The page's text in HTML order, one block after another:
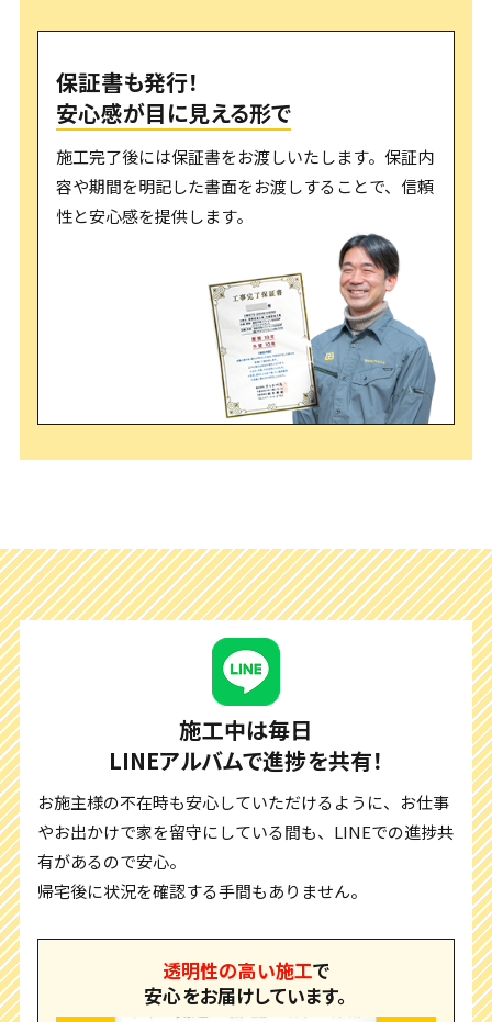
保証書も発行！
安心感が目に見える形で
施工完了後には保証書をお渡しいたします。保証内
容や期間を明記した書面をお渡しすることで、信頼
性と安心感を提供します。
施工中は毎日
LINEアルバムで進捗を共有！
お施主様の不在時も安心していただけるように、お仕事
やお出かけで家を留守にしている間も、LINEでの進捗共
有があるので安心。
帰宅後に状況を確認する手間もありません。
透明性の高い施工で
安心をお届けしています。